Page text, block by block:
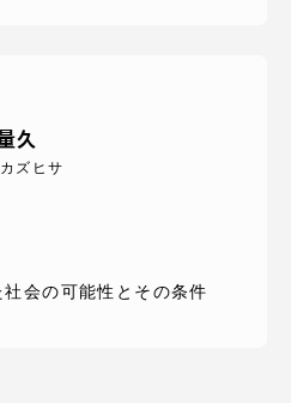
久
ズヒサ
会の可能性とその条件